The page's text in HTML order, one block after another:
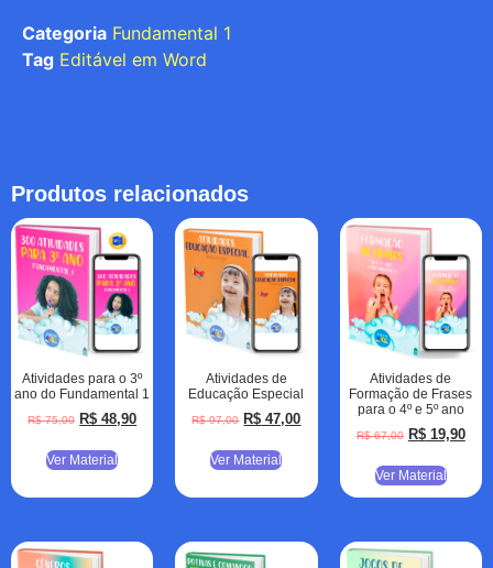
Categoria Fundamental 1
Tag Editável em Word
Produtos relacionados
Atividades para o 3º
ano do Fundamental 1
R$75,00 R$ 48,90
Ver Material
Atividades de
Educação Especial
R$97,00 R$ 47,00
Ver Material
Atividades de
Formação de Frases
para o 4º e 5º ano
R$67,00 R$19,90
Ver Material